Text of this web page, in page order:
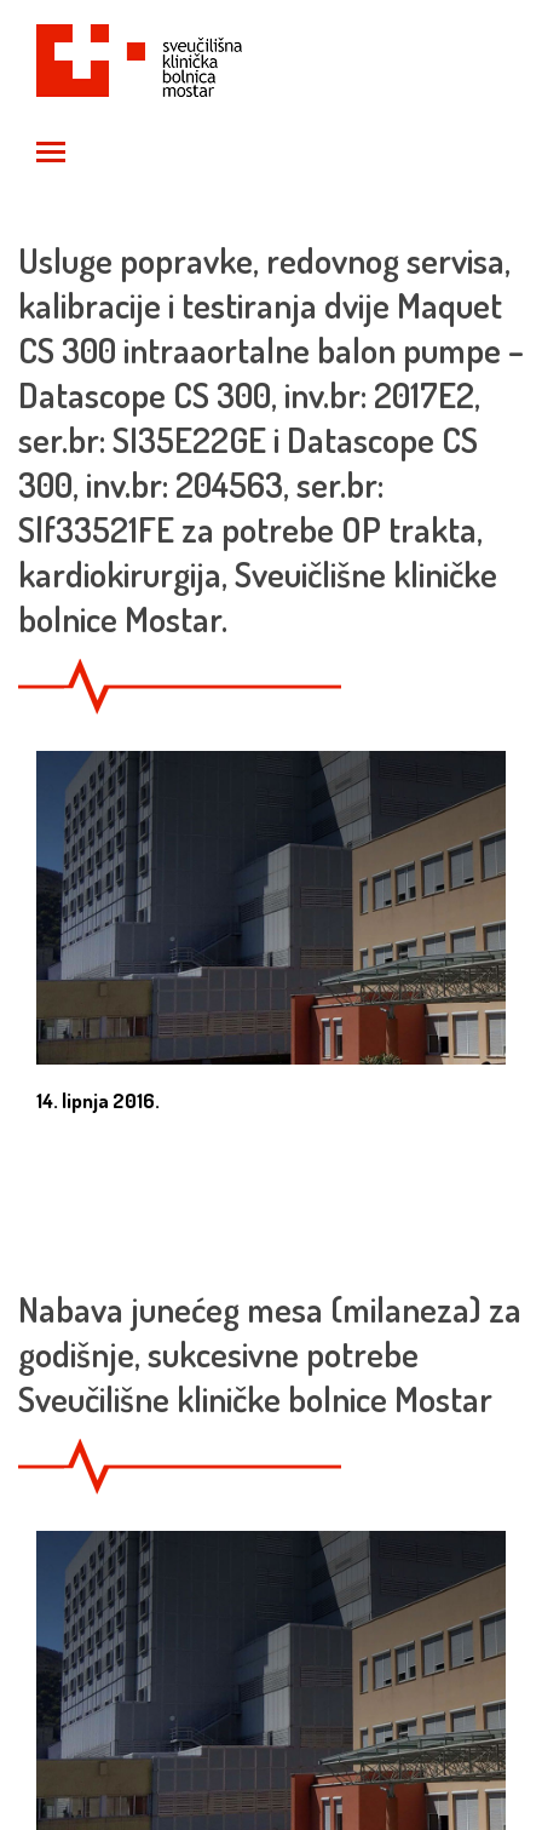
Usluge popravke, redovnog servisa,
kalibracije i testiranja dvije Maquet
CS 300 intraaortalne balon pumpe –
Datascope CS 300, inv.br: 2017E2,
ser.br: SI35E22GE i Datascope CS
300, inv.br: 204563, ser.br:
Slf33521FE za potrebe OP trakta,
kardiokirurgija, Sveuičlišne kliničke
bolnice Mostar.
14. lipnja 2016.
Nabava junećeg mesa (milaneza) za
godišnje, sukcesivne potrebe
Sveučilišne kliničke bolnice Mostar